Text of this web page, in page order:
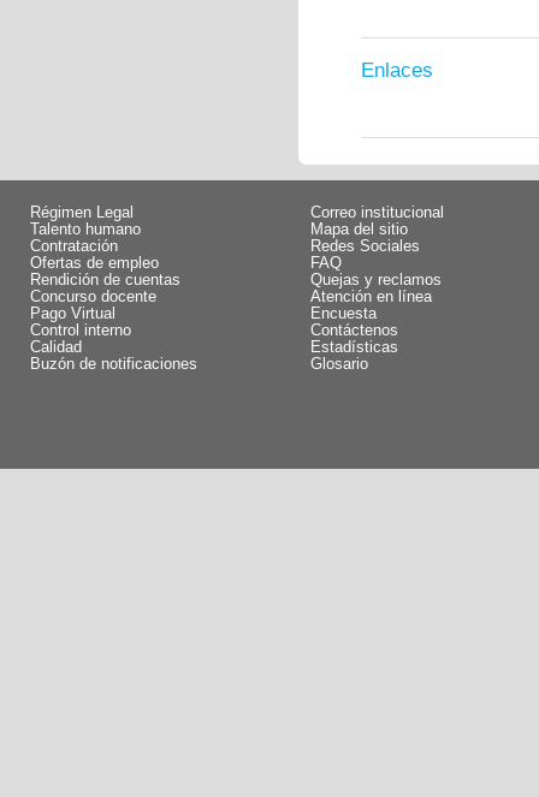
Enlaces
Régimen Legal
Talento humano
Contratación
Ofertas de empleo
Rendición de cuentas
Concurso docente
Pago Virtual
Control interno
Calidad
Buzón de notificaciones
Correo institucional
Mapa del sitio
Redes Sociales
FAQ
Quejas y reclamos
Atención en línea
Encuesta
Contáctenos
Estadísticas
Glosario